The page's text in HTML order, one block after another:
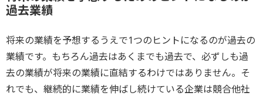
過去業績
将来の業績を予想するうえで1つのヒントになるのが過去の
業績です。もちろん過去はあくまでも過去で、必ずしも過
去の業績が将来の業績に直結するわけではありません。そ
れでも、継続的に業績を伸ばし続けている企業は競合他社